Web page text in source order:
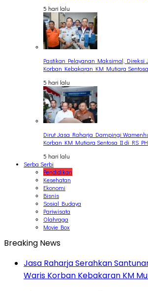
5 hari lalu
Pastikan Pelayanan Maksimal, Direksi
Korban Kebakaran KM Mutiara
5 hari lalu
Dirut Jasa Raharja Dampingi
Korban KM Mutiara Sentosa II di RS
5 hari lalu
Serba Serbi
Pendidikan
Kesehatan
Ekonomi
Bisnis
Sosial Budaya
Pariwisata
Olahraga
Movie Box
Breaking News
Canangkan Desa TAPIS dan
Lansia di Kampung Rukti Endah,